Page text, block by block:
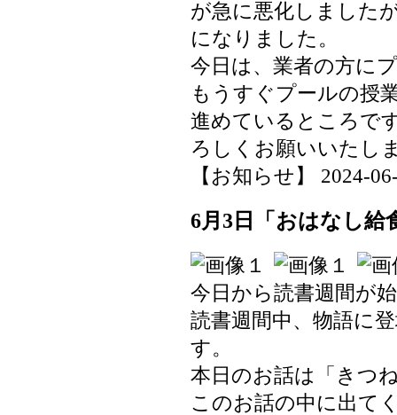
が急に悪化しました
になりました。
今日は、業者の方に
もうすぐプールの授
進めているところで
ろしくお願いいたし
【お知らせ】 2024-
6月3日「おはなし給
今日から読書週間が
読書週間中、物語に
す。
本日のお話は「きつ
このお話の中に出て